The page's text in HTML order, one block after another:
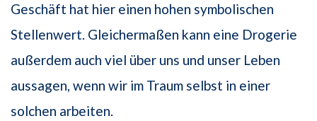
Geschäft hat hier einen hohen symbolischen
Stellenwert. Gleichermaßen kann eine Drogerie
außerdem auch viel über uns und unser Leben
aussagen, wenn wir im Traum selbst in einer
solchen arbeiten.